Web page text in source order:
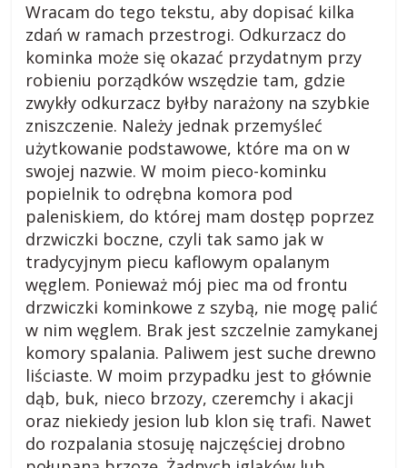
Wracam do tego tekstu, aby dopisać kilka
zdań w ramach przestrogi. Odkurzacz do
kominka może się okazać przydatnym przy
robieniu porządków wszędzie tam, gdzie
zwykły odkurzacz byłby narażony na szybkie
zniszczenie. Należy jednak przemyśleć
użytkowanie podstawowe, które ma on w
swojej nazwie. W moim pieco-kominku
popielnik to odrębna komora pod
paleniskiem, do której mam dostęp poprzez
drzwiczki boczne, czyli tak samo jak w
tradycyjnym piecu kaflowym opalanym
węglem. Ponieważ mój piec ma od frontu
drzwiczki kominkowe z szybą, nie mogę palić
w nim węglem. Brak jest szczelnie zamykanej
komory spalania. Paliwem jest suche drewno
liściaste. W moim przypadku jest to głównie
dąb, buk, nieco brzozy, czeremchy i akacji
oraz niekiedy jesion lub klon się trafi. Nawet
do rozpalania stosuję najczęściej drobno